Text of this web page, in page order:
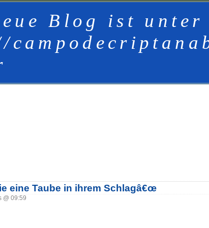
Blog ist unter
eine Taube in ihrem Schlagâ€œ
@ 09:59